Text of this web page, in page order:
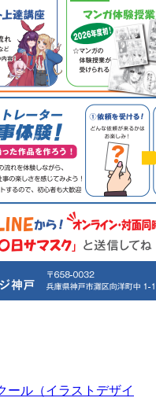
ール（イラストデザイ